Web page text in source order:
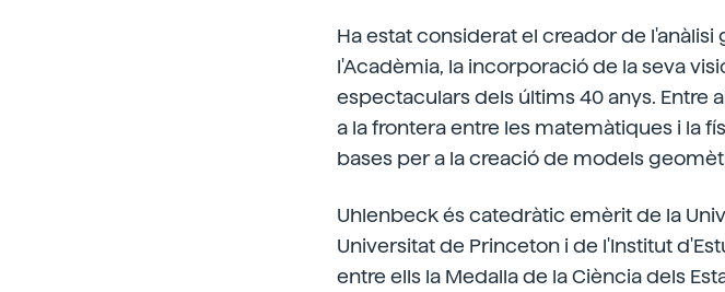
Ha estat considerat el creador de
l'Acadèmia, la incorporació de la seva
espectaculars dels últims 40 anys. Entre
a la frontera entre les matemàtiques i la
bases per a la creació de models
Uhlenbeck és catedràtic emèrit de la
Universitat de Princeton i de l'Institut
entre ells la Medalla de la Ciència dels